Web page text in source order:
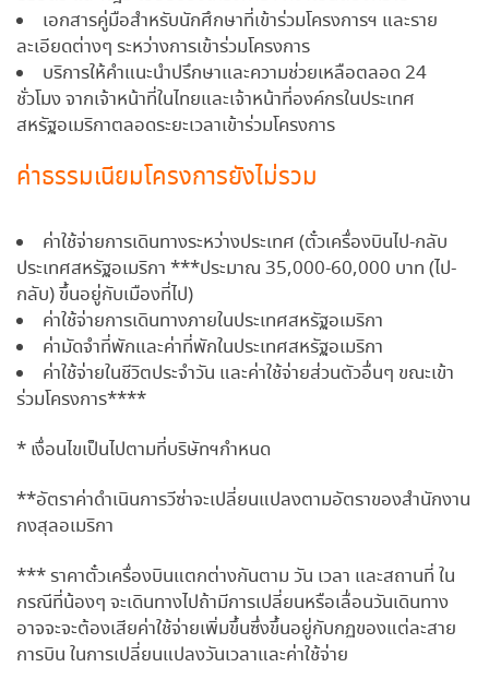
เอกสารคู่มือสำหรับนักศึกษาที่เข้าร่วมโครงการฯ และราย
ละเอียดต่างๆ ระหว่างการเข้าร่วมโครงการ
บริการให้คำแนะนำปรึกษาและความช่วยเหลือตลอด 24
ชั่วโมง จากเจ้าหน้าที่ในไทยและเจ้าหน้าที่องค์กรในประเทศ
สหรัฐอเมริกาตลอดระยะเวลาเข้าร่วมโครงการ
ค่าธรรมเนียมโครงการยังไม่รวม
ค่าใช้จ่ายการเดินทางระหว่างประเทศ (ตั๋วเครื่องบินไป-กลับ
ประเทศสหรัฐอเมริกา ***ประมาณ 35,000-60,000 บาท (ไป-
กลับ) ขึ้นอยู่กับเมืองที่ไป)
ค่าใช้จ่ายการเดินทางภายในประเทศสหรัฐอเมริกา
ค่ามัดจำที่พักและค่าที่พักในประเทศสหรัฐอเมริกา
ค่าใช้จ่ายในชีวิตประจำวัน และค่าใช้จ่ายส่วนตัวอื่นๆ ขณะเข้า
ร่วมโครงการ****
* เงื่อนไขเป็นไปตามที่บริษัทฯกำหนด
**อัตราค่าดำเนินการวีซ่าจะเปลี่ยนแปลงตามอัตราของสำนักงาน
กงสุลอเมริกา
*** ราคาตั๋วเครื่องบินแตกต่างกันตาม วัน เวลา และสถานที่ ใน
กรณีที่น้องๆ จะเดินทางไปถ้ามีการเปลี่ยนหรือเลื่อนวันเดินทาง
อาจจะจะต้องเสียค่าใช้จ่ายเพิ่มขึ้นซึ่งขึ้นอยู่กับกฏของแต่ละสาย
การบิน ในการเปลี่ยนแปลงวันเวลาและค่าใช้จ่าย